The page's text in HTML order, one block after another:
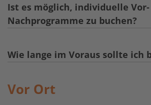
Ist es möglich, individuelle
Nachprogramme zu buchen?
Wie lange im Voraus sollte ich
Vor Ort